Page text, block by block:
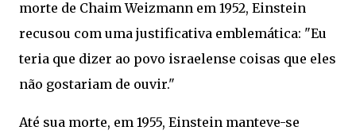
morte de Chaim Weizmann em 1952, Einstein
recusou com uma justificativa emblemática: "Eu
teria que dizer ao povo israelense coisas que eles
não gostariam de ouvir."
Até sua morte, em 1955, Einstein manteve-se